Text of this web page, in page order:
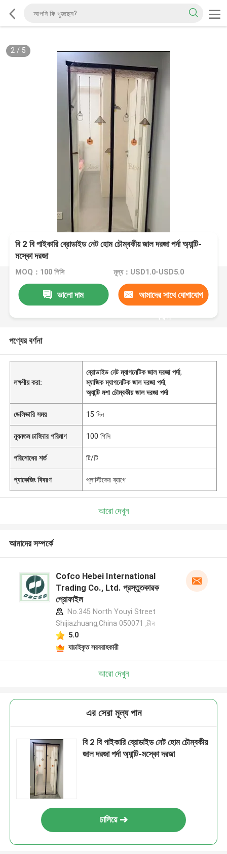
2/ 5
বি 2 বি পাইকারি ব্রোডাইড নেট হোম চৌম্বকীয় জাল দরজা পর্দা অ্যান্টি-
মস্কো দরজা
MOQ：100 পিসি মূল্য：USD1.0-USD5.0
ভালো দাম আমাদের সাথে যোগাযোগ
করুন
পণ্যের বর্ণনা
লক্ষণীয় করা:
ব্রোডাইড নেট ম্যাগনেটিক জাল দরজা পর্দা,
ম্যাজিক ম্যাগনেটিক জাল দরজা পর্দা,
অ্যান্টি মশা চৌম্বকীয় জাল দরজা পর্দা
ডেলিভারি সময় 15 দিন
ন্যূনতম চাহিদার পরিমাণ 100 পিসি
পরিশোধের শর্ত টি/টি
প্যাকেজিং বিবরণ প্লাস্টিকের ব্যাগে
আরো দেখুন
আমাদের সম্পর্কে
Cofco Hebei International
Trading Co., Ltd. প্রস্তুতকারক
প্রোফাইল
No.345 North Youyi Street
Shijiazhuang,China 050071 ,চীন
5.0
যাচাইকৃত সরবরাহকারী
আরো দেখুন
এর সেরা মূল্য পান
বি 2 বি পাইকারি ব্রোডাইড নেট হোম চৌম্বকীয়
জাল দরজা পর্দা অ্যান্টি-মস্কো দরজা
চালিয়ে